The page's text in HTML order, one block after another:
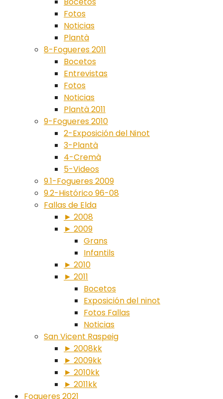
Fotos
Noticias
Plantà
8-Fogueres 2011
Bocetos
Entrevistas
Fotos
Noticias
Plantà 2011
9-Fogueres 2010
2-Exposición del Ninot
3-Plantà
4-Cremà
5-Videos
9.1-Fogueres 2009
9.2-Histórico 96-08
Fallas de Elda
► 2008
► 2009
Grans
Infantils
► 2010
► 2011
Bocetos
Exposición del ninot
Fotos Fallas
Noticias
San Vicent Raspeig
► 2008kk
► 2009kk
► 2010kk
► 2011kk
Fogueres 2021